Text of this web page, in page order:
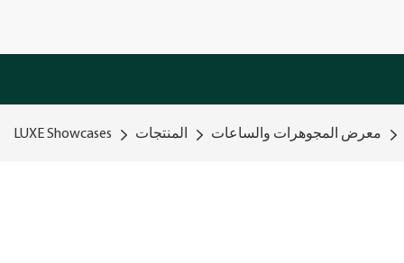
LUXE Showcases المنتجات معرض المجوهرات والساعات